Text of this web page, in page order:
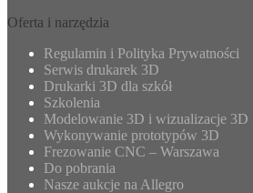
Oferta i narzędzia
Regulamin i Polityka Prywatności
Serwis drukarek 3D
Drukarki 3D dla szkół
Szkolenia
Modelowanie 3D i wizualizacje 3D
Wykonywanie prototypów 3D
Frezowanie CNC – Warszawa
Do pobrania
Nasze aukcje na Allegro